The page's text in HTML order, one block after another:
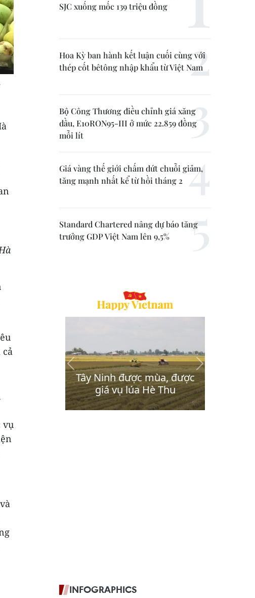
cả
vụ
SJC xuống mốc 139 triệu đồng
Hoa Kỳ ban hành kết luận cuối cùng với
thép cốt bêtông nhập khẩu từ Việt Nam
Bộ Công Thương điều chỉnh giá xăng
dầu, E10RON95-III ở mức 22.859 đồng
mỗi lít
Giá vàng thế giới chấm dứt chuỗi giảm,
tăng mạnh nhất kể từ hồi tháng 2
Standard Chartered nâng dự báo tăng
trưởng GDP Việt Nam lên 9,5%
INFOGRAPHICS